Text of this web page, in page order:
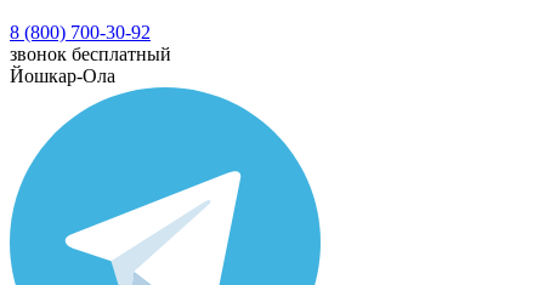
8 (800) 700-30-92
звонок бесплатный
Йошкар-Ола